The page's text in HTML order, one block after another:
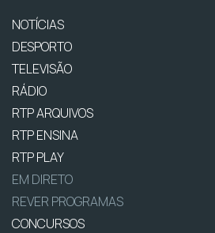
NOTÍCIAS
DESPORTO
TELEVISÃO
RÁDIO
RTP ARQUIVOS
RTP ENSINA
RTP PLAY
EM DIRETO
REVER PROGRAMAS
CONCURSOS